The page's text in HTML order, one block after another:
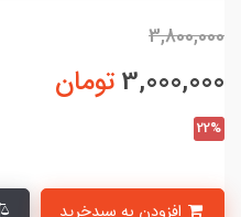
3,800,000
3,000,000تومان
22%